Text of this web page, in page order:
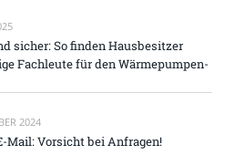
sicher: So finden Hausbesitzer
Fachleute für den Wärmepumpen-
2024
Mail: Vorsicht bei Anfragen!